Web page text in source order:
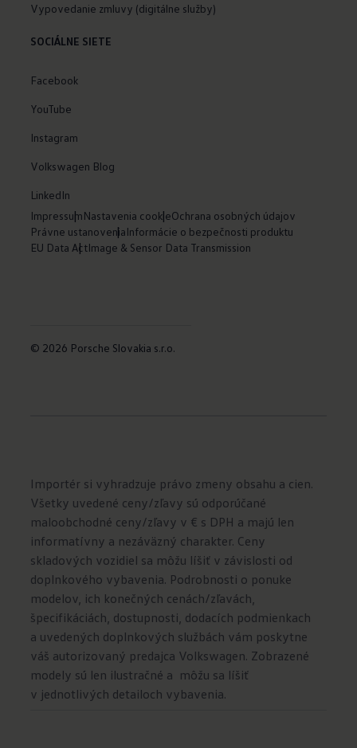
Vypovedanie zmluvy (digitálne služby)
SOCIÁLNE SIETE
Facebook
YouTube
Instagram
Volkswagen Blog
LinkedIn
ImpressumNastavenia cookieOchrana osobných údajov
Právne ustanoveniaInformácie o bezpečnosti produktu
EU Data ActImage & Sensor Data Transmission
© 2026 Porsche Slovakia s.r.o.
Importér si vyhradzuje právo zmeny obsahu a cien.
Všetky uvedené ceny/zľavy sú odporúčané
maloobchodné ceny/zľavy v € s DPH a majú len
informatívny a nezáväzný charakter. Ceny
skladových vozidiel sa môžu líšiť v závislosti od
doplnkového vybavenia. Podrobnosti o ponuke
modelov, ich konečných cenách/zľavách,
špecifikáciách, dostupnosti, dodacích podmienkach
a uvedených doplnkových službách vám poskytne
váš autorizovaný predajca Volkswagen. Zobrazené
modely sú len ilustračné a môžu sa líšiť
v jednotlivých detailoch vybavenia.